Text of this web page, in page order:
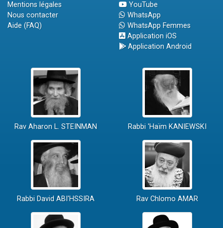
Mentions légales
Nous contacter
Aide (FAQ)
YouTube
WhatsApp
WhatsApp Femmes
Application iOS
Application Android
Rav Aharon L. STEINMAN Rabbi 'Haïm KANIEWSKI
Rabbi David ABI'HSSIRA Rav Chlomo AMAR